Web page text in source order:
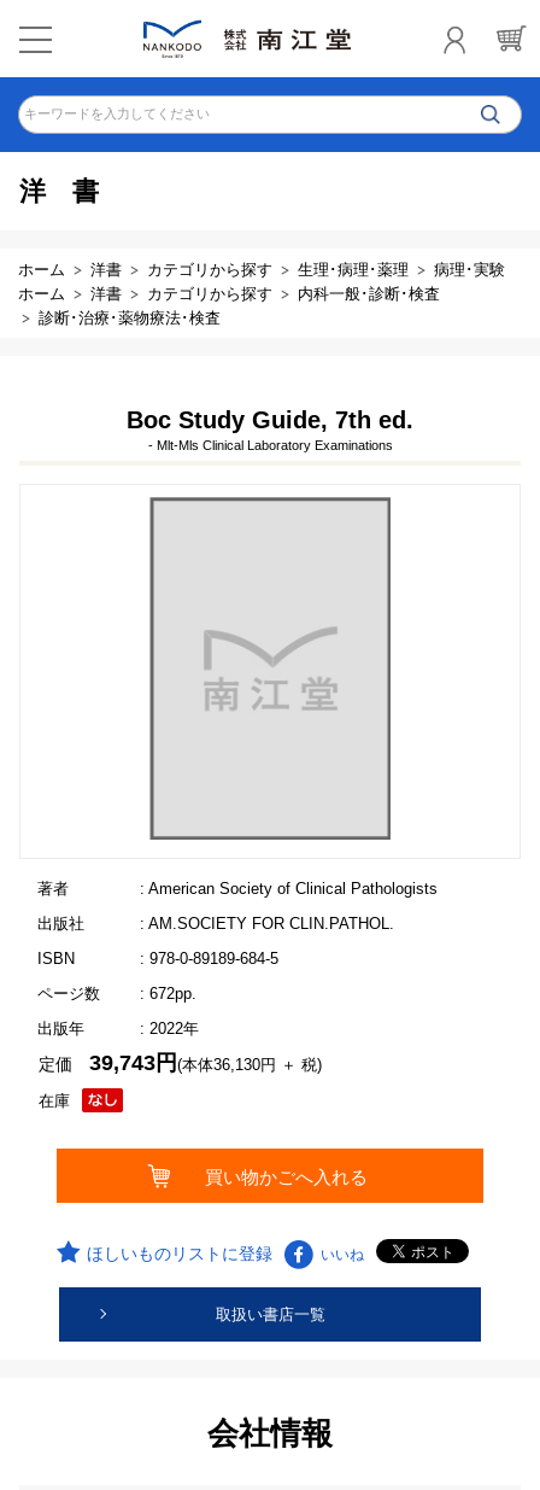
キーワードを入力してください
洋書
ホーム 洋書 カテゴリから探す 生理･病理･薬理
病理･実験
ホーム
洋書 カテゴリから探す
内科一般･診断･検査
診断･治療･薬物療法･検査
Boc Study Guide, 7th ed.
- Mlt-Mls Clinical Laboratory Examinations
著者
: American Society of Clinical Pathologists
出版社
: AM.SOCIETY FOR CLIN.PATHOL.
ISBN
: 978-0-89189-684-5
ページ数
: 672pp.
出版年
: 2022年
在庫
定価39,743円(本体36,130円 ＋ 税)
ほしいものリストに登録 いいね
取扱い書店一覧
会社情報